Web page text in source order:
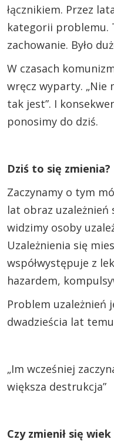
łącznikiem. Przez
kategorii problemu.
zachowanie. Było
W czasach
wręcz wyparty. „Nie
tak jest”. I
ponosimy do dziś.
Dziś to się zmienia?
Zaczynamy o tym
lat obraz uzależnień
widzimy osoby
Uzależnienia się
współwystępuje z
hazardem,
Problem uzależnień
dwadzieścia lat
„Im wcześniej
większa destrukcja”
Czy zmienił się